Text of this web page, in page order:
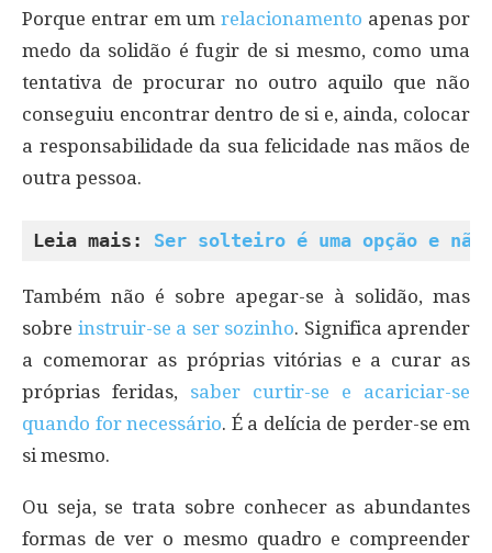
Porque entrar em umrelacionamento apenas por
medo da solidão é fugir de si mesmo, como uma
tentativa de procurar no outro aquilo que não
conseguiu encontrar dentro de si e, ainda, colocar
a responsabilidade da sua felicidade nas mãos de
outra pessoa.
Leia mais: Ser solteiro é uma opção e
Também não é sobre apegar-se à solidão, mas
sobre instruir-se a ser sozinho. Significa aprender
a comemorar as próprias vitórias e a curar as
próprias feridas, saber curtir-se e acariciar-se
quando for necessário. É a delícia de perder-se em
si mesmo.
Ou seja, se trata sobre conhecer as abundantes
formas de ver o mesmo quadro e compreender